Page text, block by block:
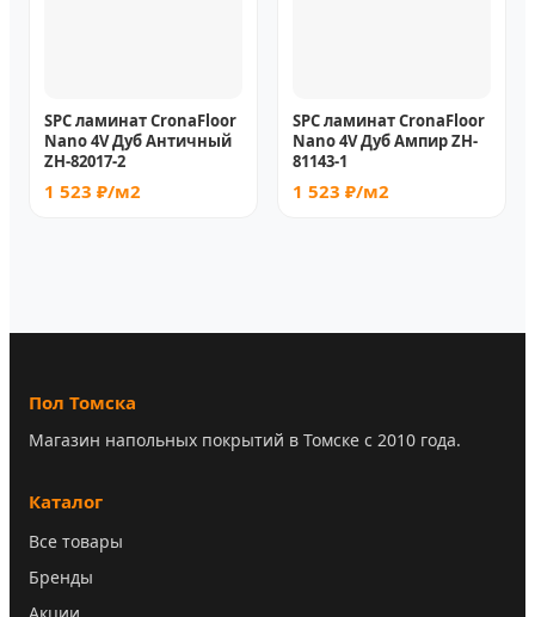
SPC ламинат CronaFloor
Nano 4V Дуб Античный
ZH-82017-2
1 523 ₽/м2
SPC ламинат CronaFloor
Nano 4V Дуб Ампир ZH-
81143-1
1 523 ₽/м2
Пол Томска
Магазин напольных покрытий в Томске с 2010 года.
Каталог
Все товары
Бренды